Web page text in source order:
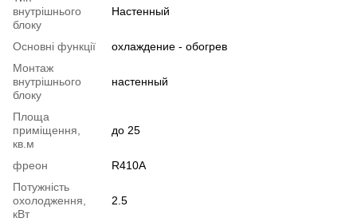
внутрішнього
блоку
Настенный
Основні функції
охлаждение - обогрев
Монтаж
внутрішнього
блоку
настенный
Площа
приміщення,
кв.м
до 25
фреон
R410A
Потужність
охолодження,
кВт
2.5